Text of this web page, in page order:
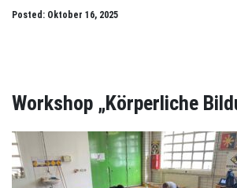
Posted: Oktober 16, 2025
Workshop „Körperliche